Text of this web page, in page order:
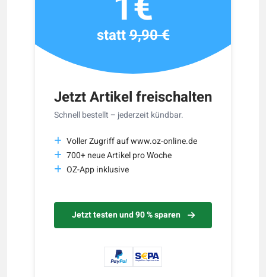
Jetzt Artikel freischalten
Schnell bestellt – jederzeit kündbar.
Voller Zugriff auf www.oz-online.de
700+ neue Artikel pro Woche
OZ-App inklusive
Jetzt testen und 90 % sparen
statt9,90 €